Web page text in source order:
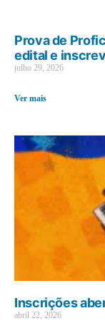
Prova de
edital e
julho 29, 2026
Ver mais
Inscrições
abril 22, 2026